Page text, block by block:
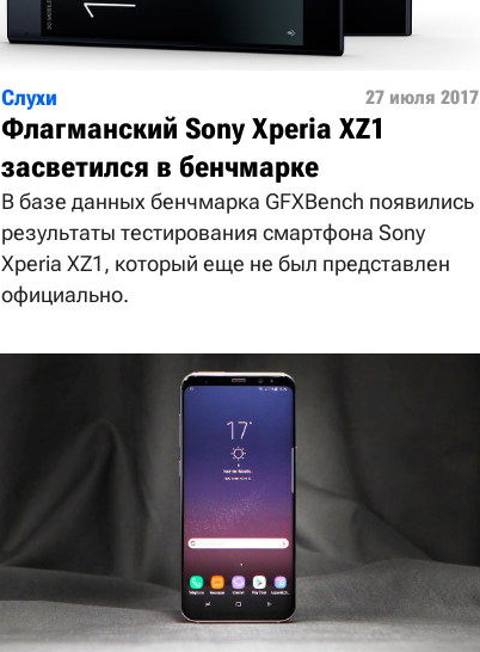
Слухи 27 июля 2017
Флагманский Sony Xperia XZ1
засветился в бенчмарке
В базе данных бенчмарка GFXBench появились
результаты тестирования смартфона Sony
Xperia XZ1, который еще не был представлен
официально.